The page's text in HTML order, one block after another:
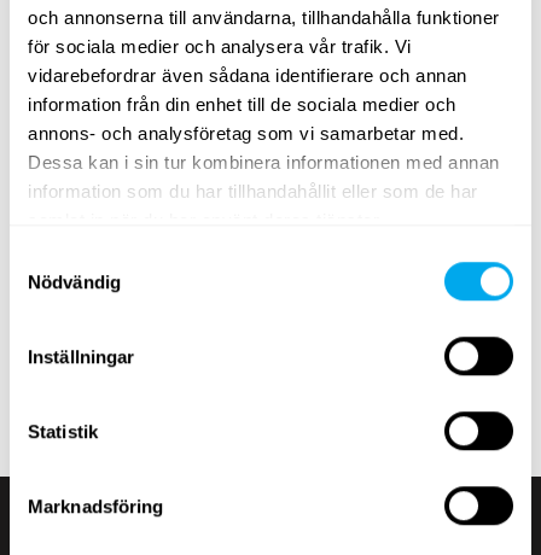
och annonserna till användarna, tillhandahålla funktioner
för sociala medier och analysera vår trafik. Vi
vidarebefordrar även sådana identifierare och annan
information från din enhet till de sociala medier och
annons- och analysföretag som vi samarbetar med.
Dessa kan i sin tur kombinera informationen med annan
information som du har tillhandahållit eller som de har
Nödvändig
Inställningar
Statistik
Marknadsföring
Ett brett utbud av tunga fordon
Välj kategorientreprenad ,transportfordon,lantbruk
skogsmaskiner,materialhantering ellergrönytemaskiner
Använd sökkriterierna för tunga fordon på sidan för att
fordon efter produktgrupp, märke, modell, ort, modellår,
pris, typ av annons eller produktens totalvikt.
Ta en titt på Maatoris utbud av tunga fordon och hitta
rätt produkt för dina behov! Om du inte hittar det du